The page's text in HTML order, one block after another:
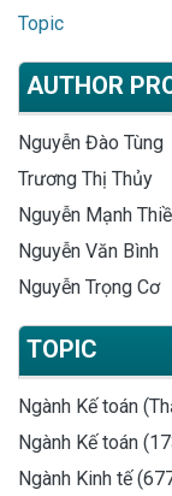
Topic
AUTHOR
Nguyễn Đào Tùng
Trương Thị Thủy
Nguyễn Mạnh
Nguyễn Văn Bình
Nguyễn Trọng Cơ
TOPIC
Ngành Kế toán
Ngành Kế toán
Ngành Kinh tế